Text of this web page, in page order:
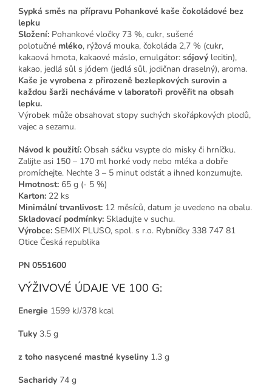
Sypká směs na přípravu Pohankové kaše čokoládové bez
lepku
Složení: Pohankové vločky 73 %, cukr, sušené
polotučné mléko, rýžová mouka, čokoláda 2,7 % (cukr,
kakaová hmota, kakaové máslo, emulgátor: sójový lecitin),
kakao, jedlá sůl s jódem (jedlá sůl, jodičnan draselný), aroma.
Kaše je vyrobena z přirozeně bezlepkových surovin a
každou šarži necháváme v laboratoři prověřit na obsah
lepku.
Výrobek může obsahovat stopy suchých skořápkových plodů,
vajec a sezamu.
Návod k použití: Obsah sáčku vsypte do misky či hrníčku.
Zalijte asi 150 – 170 ml horké vody nebo mléka a dobře
promíchejte. Nechte 3 – 5 minut odstát a ihned konzumujte.
Hmotnost: 65 g (- 5 %)
Karton: 22 ks
Minimální trvanlivost: 12 měsíců, datum je uvedeno na obalu.
Skladovací podmínky: Skladujte v suchu.
Výrobce: SEMIX PLUSO, spol. s r.o. Rybníčky 338 747 81
Otice Česká republika
PN 0551600
VÝŽIVOVÉ ÚDAJE VE 100 G:
Energie 1599 kJ/378 kcal
Tuky 3.5 g
z toho nasycené mastné kyseliny 1.3 g
Sacharidy 74 g